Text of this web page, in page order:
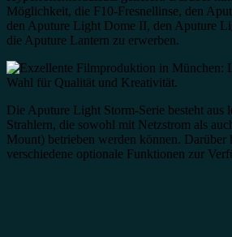
Möglichkeit, die F10-Fresnellinse, den
den Aputure Light Dome II, den Aputure
die Aputure Lantern zu erwerben.
Die Aputure Light Storm-Serie besteht aus
Strahlern, die sowohl mit Netzstrom als
Mount) betrieben werden können. Darüber
verschiedene optionale Funktionen zur